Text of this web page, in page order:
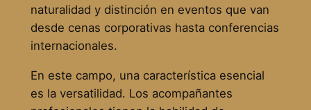
naturalidad y distinción en eventos que van
desde cenas corporativas hasta conferencias
internacionales.
En este campo, una característica esencial
es la versatilidad. Los acompañantes